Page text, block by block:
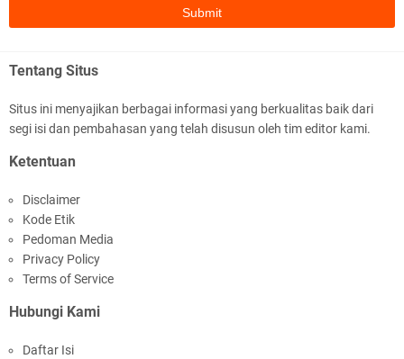
Tentang Situs
Situs ini menyajikan berbagai informasi yang berkualitas baik dari
segi isi dan pembahasan yang telah disusun oleh tim editor kami.
Ketentuan
Disclaimer
Kode Etik
Pedoman Media
Privacy Policy
Terms of Service
Hubungi Kami
Daftar Isi